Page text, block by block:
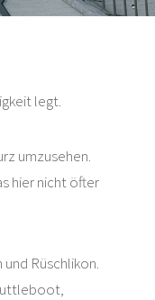
legt.
umzusehen.
hier nicht öfter
Rüschlikon.